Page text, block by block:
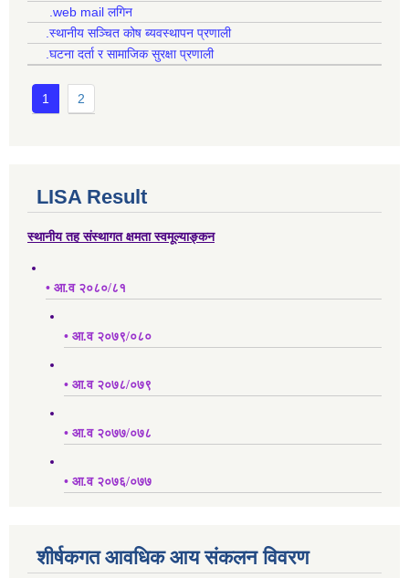
.web mail लगिन
.स्थानीय सञ्चित कोष ब्यवस्थापन प्रणाली
.घटना दर्ता र सामाजिक सुरक्षा प्रणाली
1 2
LISA Result
स्थानीय तह संस्थागत क्षमता स्वमूल्याङ्कन
• आ.व २०८०/८१
• आ.व २०७९/०८०
• आ.व २०७८/०७९
• आ.व २०७७/०७८
• आ.व २०७६/०७७
शीर्षकगत आवधिक आय संकलन विवरण